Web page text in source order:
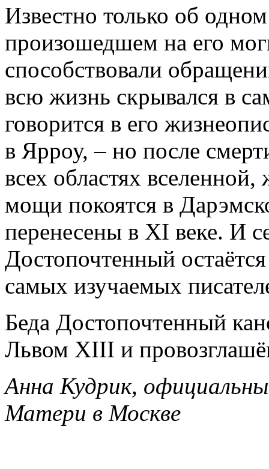
Известно только об
произошедшем на его
способствовали
всю жизнь скрывался в
говорится в его
в Ярроу, – но после
всех областях
мощи покоятся в
перенесены в XI веке. И
Достопочтенный
самых изучаемых
Беда Достопочтенный
Львом XIII и
Анна Кудрик,
Матери в Москве